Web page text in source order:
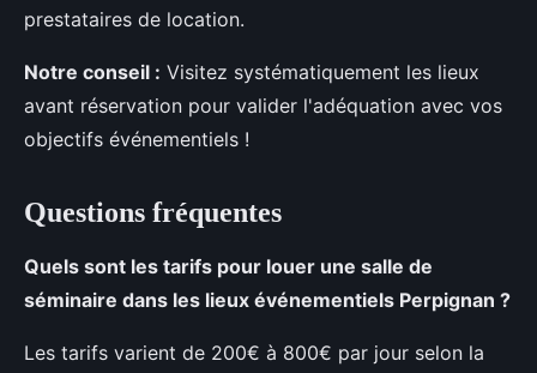
prestataires de location.
Notre conseil : Visitez systématiquement les lieux
avant réservation pour valider l'adéquation avec vos
objectifs événementiels !
Questions fréquentes
Quels sont les tarifs pour louer une salle de
séminaire dans les lieux événementiels Perpignan ?
Les tarifs varient de 200€ à 800€ par jour selon la